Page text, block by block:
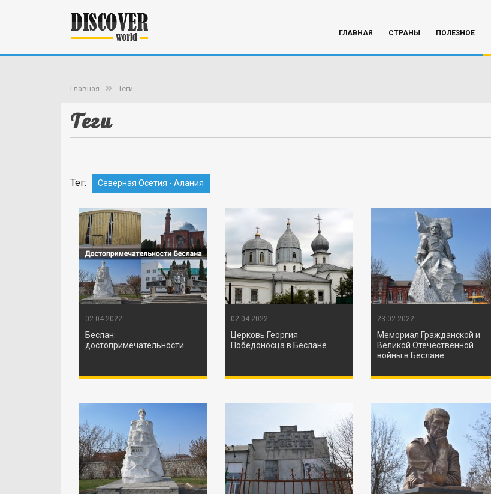
ГЛАВНАЯ СТРАНЫ ПОЛЕЗНОЕ
Главная Теги
Теги
Тег: Северная Осетия - Алания
02-04-2022
Беслан:
достопримечательности
02-04-2022
Церковь Георгия
Победоносца в Беслане
23-02-2022
Мемориал Гражданской и
Великой Отечественной
войны в Беслане